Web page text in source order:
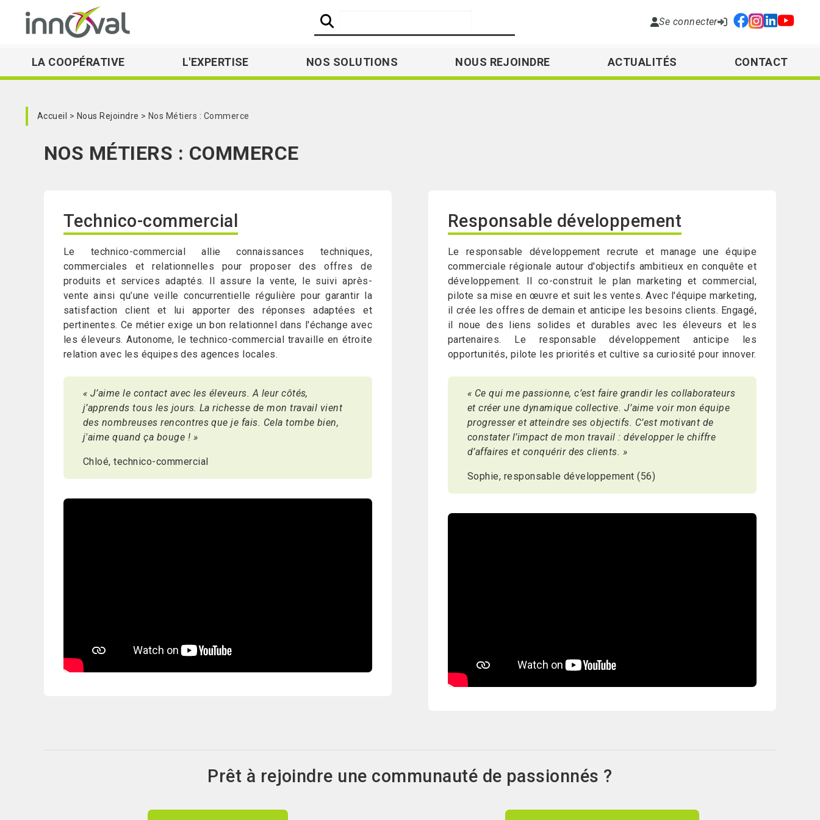
Skip to main navigation
Se connecter
LA COOPÉRATIVE L'EXPERTISE NOS SOLUTIONS NOUS REJOINDRE ACTUALITÉS CONTACT
Accueil Nous Rejoindre Nos Métiers : Commerce
NOS MÉTIERS : COMMERCE
Technico-commercial
Le technico-commercial allie connaissances techniques,
commerciales et relationnelles pour proposer des offres de
produits et services adaptés. Il assure la vente, le suivi après-
vente ainsi qu’une veille concurrentielle régulière pour garantir la
satisfaction client et lui apporter des réponses adaptées et
pertinentes. Ce métier exige un bon relationnel dans l'échange avec
les éleveurs. Autonome, le technico-commercial travaille en étroite
relation avec les équipes des agences locales.
« J’aime le contact avec les éleveurs. A leur côtés,
j’apprends tous les jours. La richesse de mon travail vient
des nombreuses rencontres que je fais. Cela tombe bien,
j'aime quand ça bouge ! »
Chloé, technico-commercial
Responsable développement
Le responsable développement recrute et manage une équipe
commerciale régionale autour d'objectifs ambitieux en conquête et
développement. Il co-construit le plan marketing et commercial,
pilote sa mise en œuvre et suit les ventes. Avec l'équipe marketing,
il crée les offres de demain et anticipe les besoins clients. Engagé,
il noue des liens solides et durables avec les éleveurs et les
partenaires. Le responsable développement anticipe les
opportunités, pilote les priorités et cultive sa curiosité pour innover.
« Ce qui me passionne, c’est faire grandir les collaborateurs
et créer une dynamique collective. J’aime voir mon équipe
progresser et atteindre ses objectifs. C’est motivant de
constater l’impact de mon travail : développer le chiffre
d’affaires et conquérir des clients. »
Sophie, responsable développement (56)
Prêt à rejoindre une communauté de passionnés ?